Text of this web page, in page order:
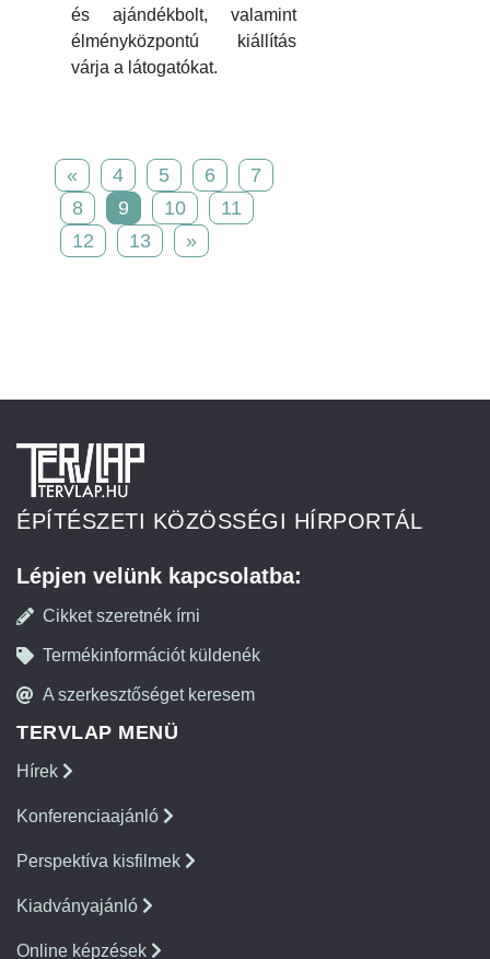
és ajándékbolt, valamint
élményközpontú kiállítás
várja a látogatókat.
« 4 5 6
7
8
9 10
11
12
13 »
ÉPÍTÉSZETI KÖZÖSSÉGI HÍRPORTÁL
Lépjen velünk kapcsolatba:
Cikket szeretnék írni
Termékinformációt küldenék
A szerkesztőséget keresem
TERVLAP MENÜ
Hírek
Konferenciaajánló
Perspektíva kisfilmek
Kiadványajánló
Online képzések